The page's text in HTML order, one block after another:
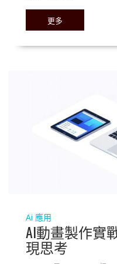
更多
Ai 應用
AI動畫製作實
現思考